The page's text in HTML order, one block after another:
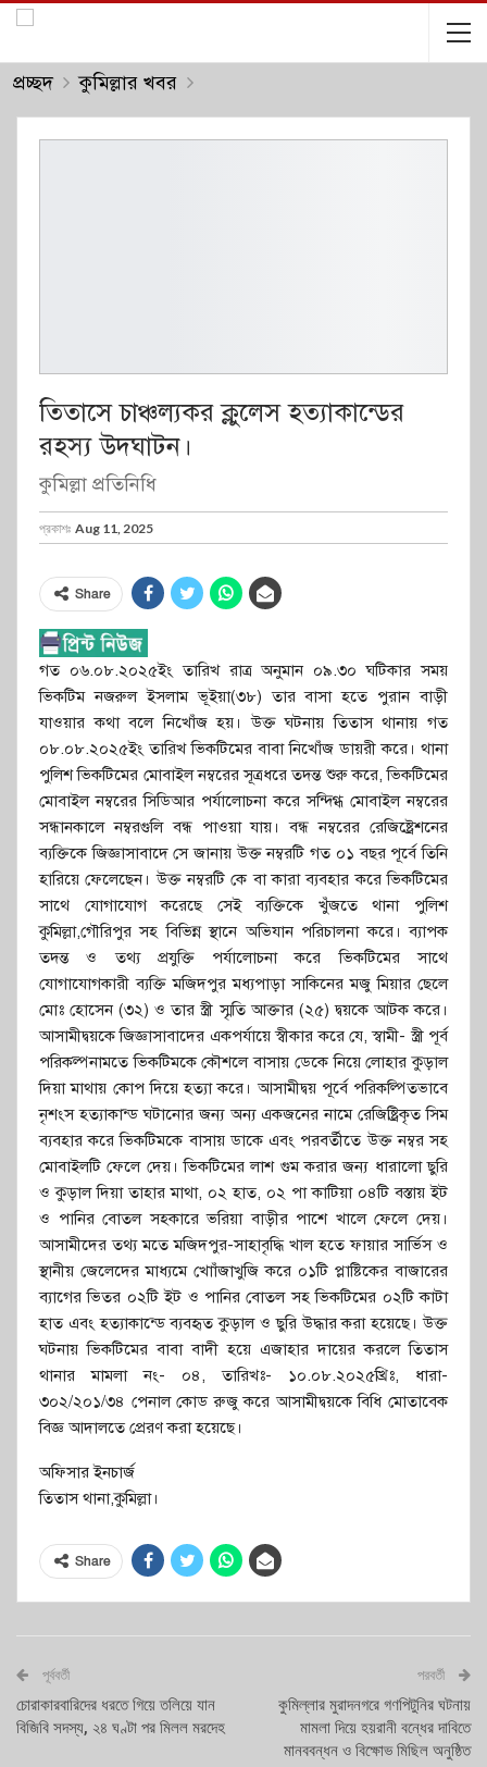
প্রচ্ছদ কুমিল্লার খবর
তিতাসে চাঞ্চল্যকর ক্লুলেস হত্যাকান্ডের
রহস্য উদঘাটন।
কুমিল্লা প্রতিনিধি
প্রকাশঃ Aug 11, 2025
Share
গত ০৬.০৮.২০২৫ইং তারিখ রাত্র অনুমান ০৯.৩০ ঘটিকার সময়
ভিকটিম নজরুল ইসলাম ভূইয়া(৩৮) তার বাসা হতে পুরান বাড়ী
যাওয়ার কথা বলে নিখোঁজ হয়। উক্ত ঘটনায় তিতাস থানায় গত
০৮.০৮.২০২৫ইং তারিখ ভিকটিমের বাবা নিখোঁজ ডায়রী করে। থানা
পুলিশ ভিকটিমের মোবাইল নম্বরের সূত্রধরে তদন্ত শুরু করে, ভিকটিমের
মোবাইল নম্বরের সিডিআর পর্যালোচনা করে সন্দিগ্ধ মোবাইল নম্বরের
সন্ধানকালে নম্বরগুলি বন্ধ পাওয়া যায়। বন্ধ নম্বরের রেজিষ্ট্রেশনের
ব্যক্তিকে জিজ্ঞাসাবাদে সে জানায় উক্ত নম্বরটি গত ০১ বছর পূর্বে তিনি
হারিয়ে ফেলেছেন। উক্ত নম্বরটি কে বা কারা ব্যবহার করে ভিকটিমের
সাথে যোগাযোগ করেছে সেই ব্যক্তিকে খুঁজতে থানা পুলিশ
কুমিল্লা,গৌরিপুর সহ বিভিন্ন স্থানে অভিযান পরিচালনা করে। ব্যাপক
তদন্ত ও তথ্য প্রযুক্তি পর্যালোচনা করে ভিকটিমের সাথে
যোগাযোগকারী ব্যক্তি মজিদপুর মধ্যপাড়া সাকিনের মজু মিয়ার ছেলে
মোঃ হোসেন (৩২) ও তার স্ত্রী স্মৃতি আক্তার (২৫) দ্বয়কে আটক করে।
আসামীদ্বয়কে জিজ্ঞাসাবাদের একপর্যায়ে স্বীকার করে যে, স্বামী- স্ত্রী পূর্ব
পরিকল্পনামতে ভিকটিমকে কৌশলে বাসায় ডেকে নিয়ে লোহার কুড়াল
দিয়া মাথায় কোপ দিয়ে হত্যা করে। আসামীদ্বয় পূর্বে পরিকল্পিতভাবে
নৃশংস হত্যাকান্ড ঘটানোর জন্য অন্য একজনের নামে রেজিষ্ট্রিকৃত সিম
ব্যবহার করে ভিকটিমকে বাসায় ডাকে এবং পরবর্তীতে উক্ত নম্বর সহ
মোবাইলটি ফেলে দেয়। ভিকটিমের লাশ গুম করার জন্য ধারালো ছুরি
ও কুড়াল দিয়া তাহার মাথা, ০২ হাত, ০২ পা কাটিয়া ০৪টি বস্তায় ইট
ও পানির বোতল সহকারে ভরিয়া বাড়ীর পাশে খালে ফেলে দেয়।
আসামীদের তথ্য মতে মজিদপুর-সাহাবৃদ্ধি খাল হতে ফায়ার সার্ভিস ও
স্থানীয় জেলেদের মাধ্যমে খোাঁজাখুজি করে ০১টি প্লাষ্টিকের বাজারের
ব্যাগের ভিতর ০২টি ইট ও পানির বোতল সহ ভিকটিমের ০২টি কাটা
হাত এবং হত্যাকান্ডে ব্যবহৃত কুড়াল ও ছুরি উদ্ধার করা হয়েছে। উক্ত
ঘটনায় ভিকটিমের বাবা বাদী হয়ে এজাহার দায়ের করলে তিতাস
থানার মামলা নং- ০৪, তারিখঃ- ১০.০৮.২০২৫খ্রিঃ, ধারা-
৩০২/২০১/৩৪ পেনাল কোড রুজু করে আসামীদ্বয়কে বিধি মোতাবেক
বিজ্ঞ আদালতে প্রেরণ করা হয়েছে।
অফিসার ইনচার্জ
তিতাস থানা,কুমিল্লা।
Share
পূর্ববর্তী
চোরাকারবারিদের ধরতে গিয়ে তলিয়ে যান
বিজিবি সদস্য, ২৪ ঘণ্টা পর মিলল মরদেহ
পরবর্তী
কুমিল্লার মুরাদনগরে গণপিটুনির ঘটনায়
মামলা দিয়ে হয়রানী বন্ধের দাবিতে
মানববন্ধন ও বিক্ষোভ মিছিল অনুষ্ঠিত